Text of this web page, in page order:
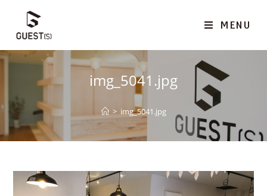
MENU
img_5041.jpg
> img_5041.jpg